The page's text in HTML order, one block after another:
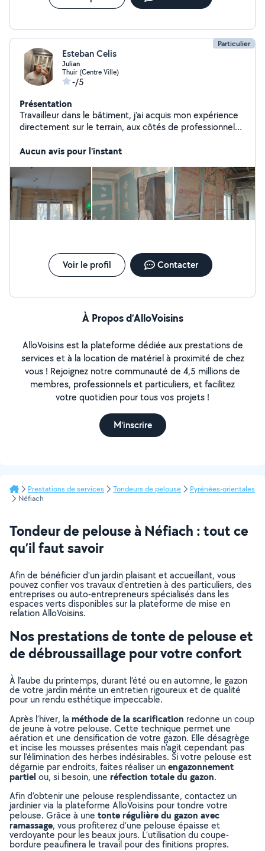
Particulier
Esteban Celis
Julian
Thuir (Centre Ville)
-/5
Présentation
Travailleur dans le bâtiment, j'ai acquis mon expérience
directement sur le terrain, aux côtés de professionnels.
petits travaux, ainsi que pour l'aide au déménagement.
Aucun avis pour l'instant
Voir le profil Contacter
À Propos d’AlloVoisins
AlloVoisins est la plateforme dédiée aux prestations de
services et à la location de matériel à proximité de chez
vous ! Rejoignez notre communauté de 4,5 millions de
membres, professionnels et particuliers, et facilitez
votre quotidien pour tous vos projets !
M'inscrire
Prestations de services Tondeurs de pelouse
Pyrénées-orientales
Néfiach
Tondeur de pelouse à Néfiach : tout ce
qu’il faut savoir
Afin de bénéficier d’un jardin plaisant et accueillant, vous
pouvez confier vos travaux d’entretien à des particuliers, des
entreprises ou auto-entrepreneurs spécialisés dans les
espaces verts disponibles sur la plateforme de mise en
relation AlloVoisins.
Nos prestations de tonte de pelouse et
de débroussaillage pour votre confort
À l’aube du printemps, durant l’été ou en automne, le gazon
de votre jardin mérite un entretien rigoureux et de qualité
pour un rendu esthétique impeccable.
Après l’hiver, la méthode de la scarification redonne un coup
de jeune à votre pelouse. Cette technique permet une
aération et une densification de votre gazon. Elle désagrège
et incise les mousses présentes mais n’agit cependant pas
sur l’élimination des herbes indésirables. Si votre pelouse est
dégarnie par endroits, faites réaliser unengazonnement
partiel ou, si besoin, une réfection totale du gazon.
Afin d’obtenir une pelouse resplendissante, contactez un
jardinier via la plateforme AlloVoisins pour tondre votre
pelouse. Grâce à une tonte régulière du gazon avec
ramassage, vous profiterez d’une pelouse épaisse et
verdoyante pour les beaux jours. L’utilisation du coupe-
bordure peaufinera le travail pour des finitions propres.